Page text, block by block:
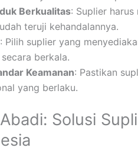
Berkualitas: Suplier
teruji kehandalannya.
: Pilih suplier yang
berkala.
Keamanan: Pastikan
yang berlaku.
Solusi